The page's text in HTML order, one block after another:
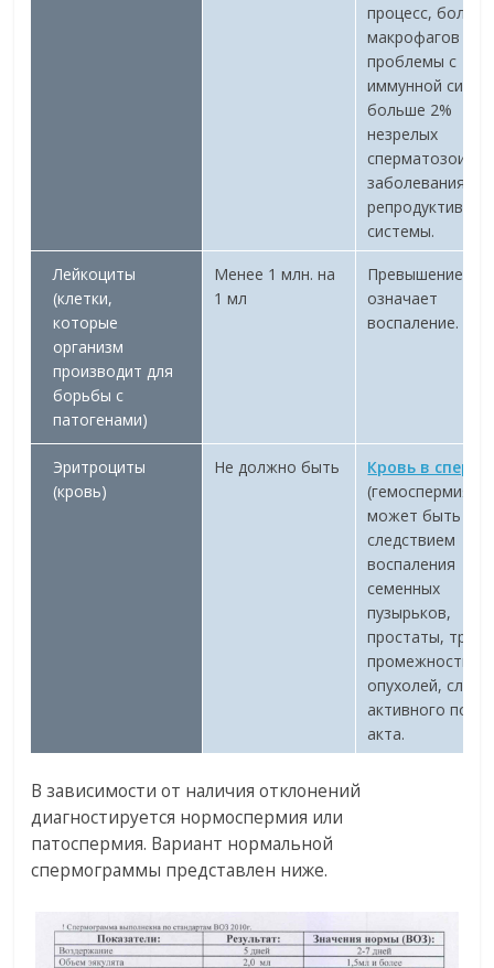
процесс, более
макрофагов –
проблемы с
иммунной
больше 2%
незрелых
заболевания
репродуктивной
системы.
Лейкоциты
(клетки,
которые
организм
производит для
борьбы с
патогенами)
Менее 1 млн. на
1 мл
Превышение
означает
воспаление.
Эритроциты
(кровь)
Не должно быть
Кровь в сперме
(гемоспермия)
может быть
следствием
воспаления
семенных
пузырьков,
простаты,
промежности,
опухолей,
активного
акта.
В зависимости от наличия отклонений
диагностируется нормоспермия или
патоспермия. Вариант нормальной
спермограммы представлен ниже.